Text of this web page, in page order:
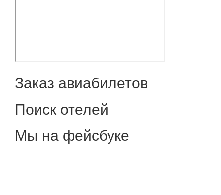
Заказ авиабилетов
Поиск отелей
Мы на фейсбуке